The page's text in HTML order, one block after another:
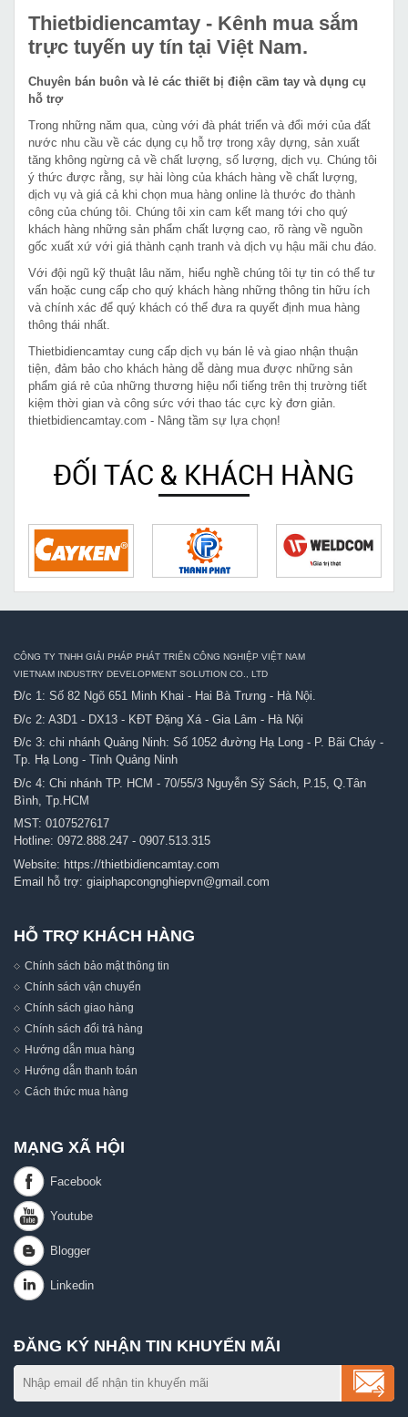
Thietbidiencamtay - Kênh mua sắm
trực tuyến uy tín tại Việt Nam.
Chuyên bán buôn và lẻ các thiết bị điện cầm tay và dụng cụ
hỗ trợ
Trong những năm qua, cùng với đà phát triển và đổi mới của đất
nước nhu cầu về các dụng cụ hỗ trợ trong xây dựng, sản xuất
tăng không ngừng cả về chất lượng, số lượng, dịch vụ. Chúng tôi
ý thức được rằng, sự hài lòng của khách hàng về chất lượng,
dịch vụ và giá cả khi chọn mua hàng online là thước đo thành
công của chúng tôi. Chúng tôi xin cam kết mang tới cho quý
khách hàng những sản phẩm chất lượng cao, rõ ràng về nguồn
gốc xuất xứ với giá thành cạnh tranh và dịch vụ hậu mãi chu đáo.
Với đội ngũ kỹ thuật lâu năm, hiểu nghề chúng tôi tự tin có thể tư
vấn hoặc cung cấp cho quý khách hàng những thông tin hữu ích
và chính xác để quý khách có thể đưa ra quyết định mua hàng
thông thái nhất.
Thietbidiencamtay cung cấp dịch vụ bán lẻ và giao nhận thuận
tiện, đảm bảo cho khách hàng dễ dàng mua được những sản
phẩm giá rẻ của những thương hiệu nổi tiếng trên thị trường tiết
kiệm thời gian và công sức với thao tác cực kỳ đơn giản.
thietbidiencamtay.com - Nâng tầm sự lựa chọn!
ĐỐI TÁC & KHÁCH HÀNG
CÔNG TY TNHH GIẢI PHÁP PHÁT TRIỂN CÔNG NGHIỆP VIỆT NAM
VIETNAM INDUSTRY DEVELOPMENT SOLUTION CO., LTD
Đ/c 1: Số 82 Ngõ 651 Minh Khai - Hai Bà Trưng - Hà Nội.
Đ/c 2: A3D1 - DX13 - KĐT Đặng Xá - Gia Lâm - Hà Nội
Đ/c 3: chi nhánh Quảng Ninh: Số 1052 đường Hạ Long - P. Bãi Cháy -
Tp. Hạ Long - Tỉnh Quảng Ninh
Đ/c 4: Chi nhánh TP. HCM - 70/55/3 Nguyễn Sỹ Sách, P.15, Q.Tân
Bình, Tp.HCM
MST: 0107527617
Hotline: 0972.888.247 - 0907.513.315
Website: https://thietbidiencamtay.com
Email hỗ trợ: giaiphapcongnghiepvn@gmail.com
HỖ TRỢ KHÁCH HÀNG
Chính sách bảo mật thông tin
Chính sách vận chuyển
Chính sách giao hàng
Chính sách đổi trả hàng
Hướng dẫn mua hàng
Hướng dẫn thanh toán
Cách thức mua hàng
MẠNG XÃ HỘI
ĐĂNG KÝ NHẬN TIN KHUYẾN MÃI